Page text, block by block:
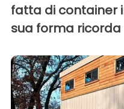
fatta di container
sua forma